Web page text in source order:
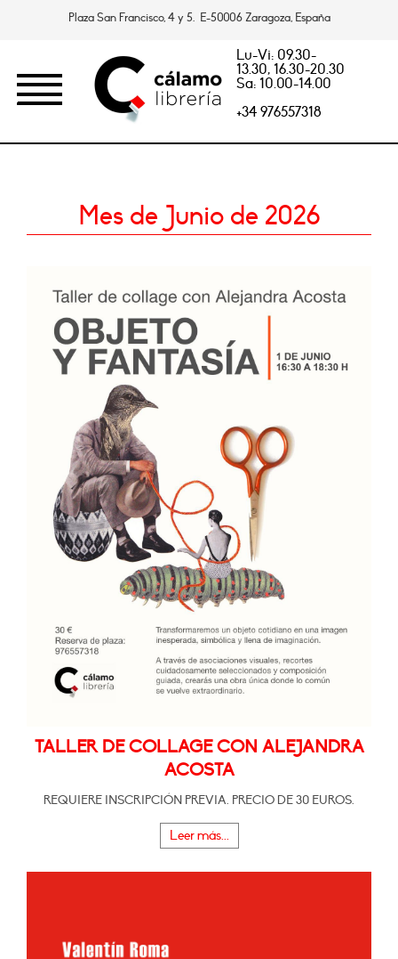
Plaza San Francisco, 4 y 5. E-50006 Zaragoza, España
Lu-Vi: 09.30-
13.30, 16.30-20.30
Sa: 10.00-14.00
+34 976557318
Mes de Junio de 2026
TALLER DE COLLAGE CON ALEJANDRA
ACOSTA
REQUIERE INSCRIPCIÓN PREVIA. PRECIO DE 30 EUROS.
Leer más...